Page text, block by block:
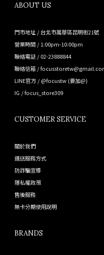
ABOUT US
門市地址 / 台北市萬華區昆明街21號
營業時間 / 1:00pm-10:00pm
聯絡電話 / 02-23888844
聯絡信箱 /
LINE官方 / @focustw (要加@)
IG /focus_store309
CUSTOMER SERVICE
關於我們
運送服務方式
防詐騙宣導
隱私權政策
售後服務
無卡分期使用說明
BRANDS